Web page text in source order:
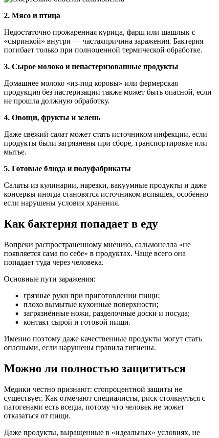
2. Мясо и птица
Недостаточно прожаренная курица, фарш или шашлык с
«сыринкой» внутри — частаяпричина заражения. Бактерия
погибает только при полноценной термической обработке.
3. Сырое молоко и непастеризованные продукты
Домашнее молоко «из-под коровы» или фермерская
продукция без пастеризации также может быть опасной, если
не прошла должную обработку.
4. Овощи, фрукты и зелень
Даже свежий салат может стать источником инфекции, если
продукты были загрязнены при сборе, транспортировке или
мытье.
5. Готовые блюда и полуфабрикаты
Салаты из кулинарии, нарезки, вакуумные продукты и даже
консервы иногда становятся источником вспышек, особенно
если нарушены условия хранения.
Как бактерия попадает в еду
Вопреки распространенному мнению, сальмонелла «не
появляется сама по себе» в продуктах. Чаще всего она
попадает туда через человека.
Основные пути заражения:
грязные руки при приготовлении пищи;
плохо вымытые кухонные поверхности;
загрязнённые ножи, разделочные доски и посуда;
контакт сырой и готовой пищи.
Именно поэтому даже качественные продукты могут стать
опасными, если нарушены правила гигиены.
Можно ли полностью защититься
Медики честно признают: стопроцентной защиты не
существует. Как отмечают специалисты, риск столкнуться с
патогенами есть всегда, потому что человек не может
отказаться от пищи.
Даже продукты, выращенные в «идеальных» условиях, не